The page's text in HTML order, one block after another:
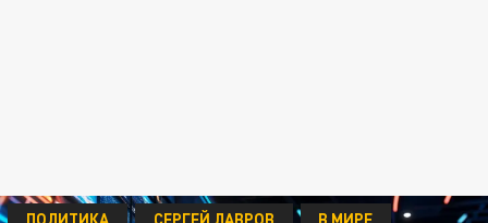
ПОЛИТИКА СЕРГЕЙ ЛАВРОВ В МИРЕ